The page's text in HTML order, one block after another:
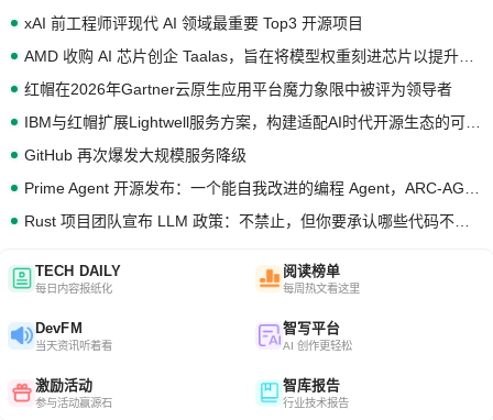
xAI 前工程师评现代 AI 领域最重要 Top3 开源项目
红帽在2026年Gartner云原生应用平台魔力象限中被评为领导者
GitHub 再次爆发大规模服务降级
TECH DAILY
每日内容报纸化
阅读榜单
每周热文看这里
DevFM
当天资讯听着看
智写平台
AI 创作更轻松
激励活动
参与活动赢源石
智库报告
行业技术报告